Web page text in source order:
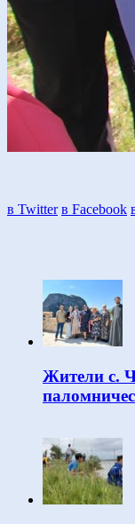
в Twitter в Facebook
Жители с.